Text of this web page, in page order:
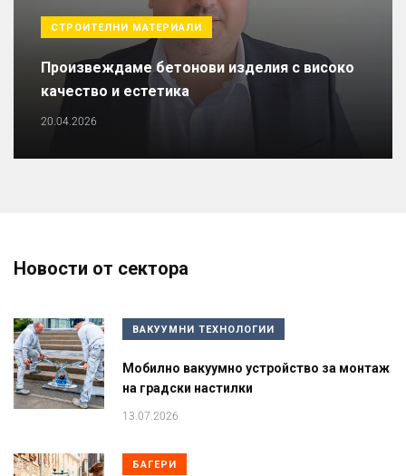
СТРОИТЕЛНИ МАТЕРИАЛИ
Произвеждаме бетонови изделия с високо
качество и естетика
20.04.2026
Новости от сектора
ВАКУУМНИ ТЕХНОЛОГИИ
Мобилно вакуумно устройство за монтаж
на градски настилки
13.07.2026
БАГЕРИ